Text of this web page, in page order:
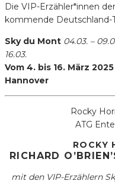
Die VIP-Erzähler*innen
kommende
Sky du Mont 04.03. –
16.03.
Vom 4. bis 16. März
Hannover
Rocky
ATG
ROCKY
RICHARD
mit den VIP-Erzählern